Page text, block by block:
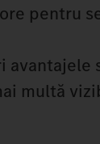
pentru
multă